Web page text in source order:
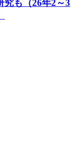
も（26年2～3